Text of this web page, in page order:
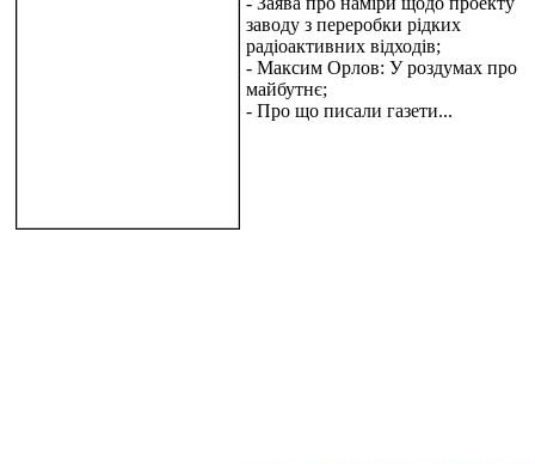
заводу з переробки рідких
радіоактивних відходів;
- Максим Орлов: У роздумах про
майбутнє;
- Про що писали газети...